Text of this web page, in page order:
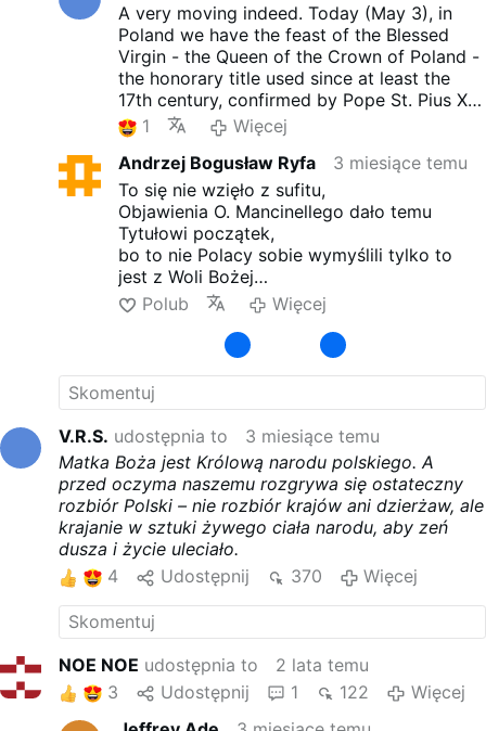
A very moving indeed. Today (May 3), in
Poland we have the feast of the Blessed
Virgin - the Queen of the Crown of Poland -
the honorary title used since at least the
17th century, confirmed by Pope St. Pius X
who approved the addition at the end of the
Litany of Loreto in Poland the title
Regni Poloniae (todayRegina Poloniae).As
it was during the occupation of Poland by
Russia, Germany and Austria-Hungary (after
partitions at the end of the 18th c.) so it was
very important and dear privilege for all the
Poles.
1
Więcej
Andrzej Bogusław Ryfa
3 miesiące temu
To się nie wzięło z sufitu,
Objawienia O. Mancinellego dało temu
Tytułowi początek,
bo to nie Polacy sobie wymyślili tylko to
jest z Woli Bożej
w potwierdzonych przez Watykan
Objawieniach.
AD 1610 8 Maja na Wawelu podczas Mszy
Skala zakłamania i zaciemniania tego Faktu
jest iście niepojęta. . .
Matka Boża ogłosiła się Królową Ludu
Polskiego
a nie Korony, to cały ciąg przekłamań,
mających na celu wymazanie ich
ze Świadomości Narodu.
Polub Więcej
V.R.S. udostępnia to
3 miesiące temu
Matka Boża jest Królową narodu polskiego. A
przed oczyma naszemu rozgrywa się ostateczny
rozbiór Polski – nie rozbiór krajów ani dzierżaw, ale
krajanie w sztuki żywego ciała narodu, aby zeń
dusza i życie uleciało.
4
Udostępnij 370 Więcej
NOE NOE udostępnia to
2 lata temu
3
Udostępnij 1 122
Więcej